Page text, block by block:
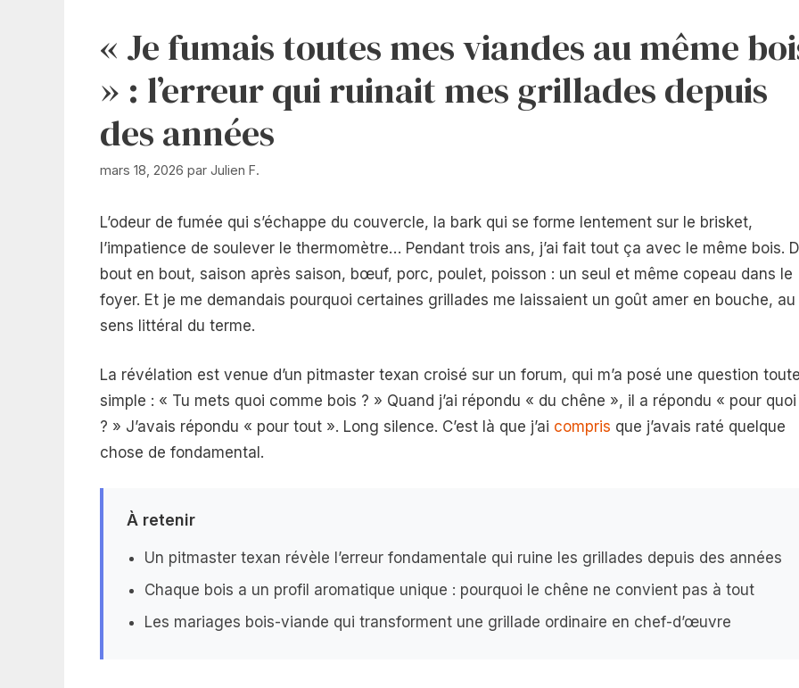
« Je fumais toutes mes viandes au même
» : l’erreur qui ruinait mes grillades depuis
des années
mars 18, 2026 par Julien F.
L’odeur de fumée qui s’échappe du couvercle, la bark qui se forme lentement sur le brisket,
l’impatience de soulever le thermomètre… Pendant trois ans, j’ai fait tout ça avec le même bois.
bout en bout, saison après saison, bœuf, porc, poulet, poisson : un seul et même copeau dans le
foyer. Et je me demandais pourquoi certaines grillades me laissaient un goût amer en bouche, au
sens littéral du terme.
La révélation est venue d’un pitmaster texan croisé sur un forum, qui m’a posé une question
simple : « Tu mets quoi comme bois ? » Quand j’ai répondu « du chêne », il a répondu « pour quoi
? » J’avais répondu « pour tout ». Long silence. C’est là que j’ai compris que j’avais raté quelque
chose de fondamental.
À retenir
Un pitmaster texan révèle l’erreur fondamentale qui ruine les grillades depuis des années
Chaque bois a un profil aromatique unique : pourquoi le chêne ne convient pas à tout
Les mariages bois-viande qui transforment une grillade ordinaire en chef-d’œuvre